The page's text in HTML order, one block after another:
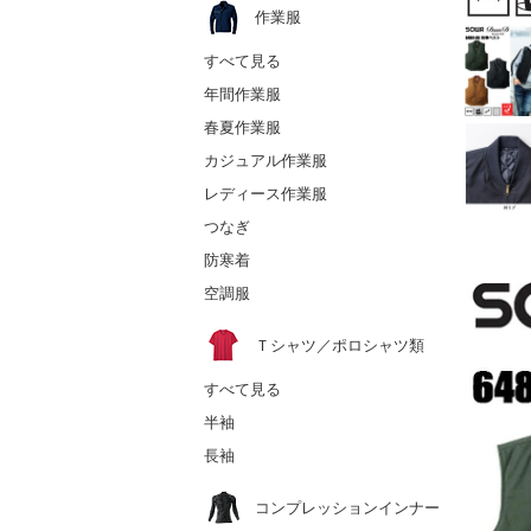
作業服
すべて見る
年間作業服
春夏作業服
カジュアル作業服
レディース作業服
つなぎ
防寒着
空調服
Ｔシャツ／ポロシャツ類
すべて見る
半袖
長袖
コンプレッションインナー